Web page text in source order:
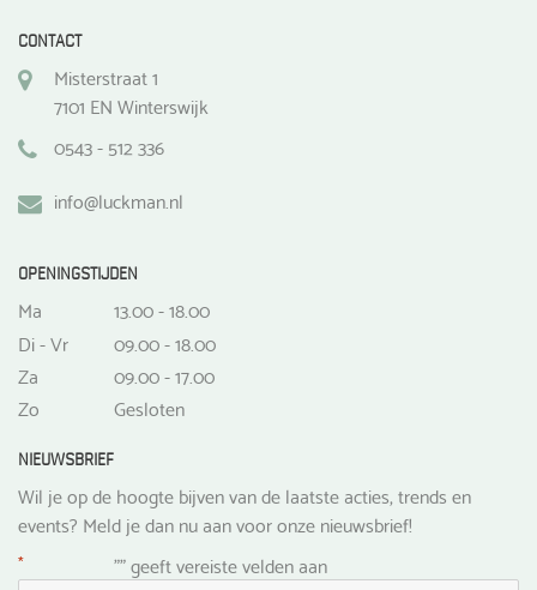
CONTACT
Misterstraat 1
7101 EN Winterswijk
0543 - 512 336
info@luckman.nl
OPENINGSTIJDEN
Ma
13.00 - 18.00
Di - Vr
09.00 - 18.00
Za
09.00 - 17.00
Zo
Gesloten
NIEUWSBRIEF
Wil je op de hoogte bijven van de laatste acties, trends en
events? Meld je dan nu aan voor onze nieuwsbrief!
"
* " geeft vereiste velden aan